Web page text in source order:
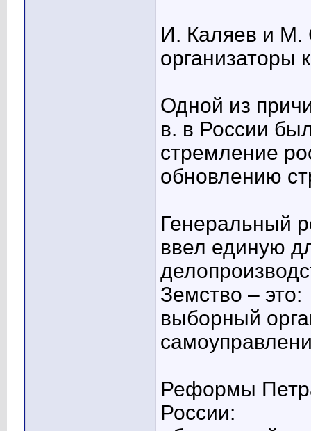
И. Каляев и М.
организаторы
Одной из
в. в России
стремление
обновлению
Генеральный
ввел единую
Земство – это:
выборный
Реформы
России: